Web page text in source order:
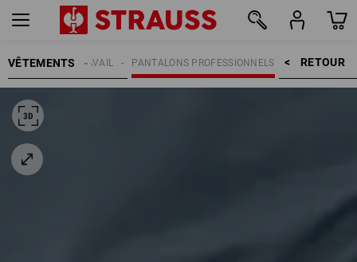
VÊTEMENTS RETOUR    >
PANTALONS PROFESSIONNELS
PANTALONS DE TRAVAIL